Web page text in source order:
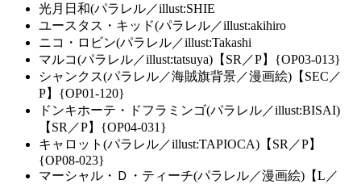
光月日和(パラレル／illust:SHIE
ユースタス・キッド(パラレル／illust:akihiro
ニコ・ロビン(パラレル／illust:Takashi
マルコ(パラレル／illust:tatsuya)【SR／P】{OP03-013}
シャンクス(パラレル／海賊旗背景／漫画絵)【SEC／
P】{OP01-120}
ドンキホーテ・ドフラミンゴ(パラレル／illust:BISAI)
【SR／P】{OP04-031}
キャロット(パラレル／illust:TAPIOCA)【SR／P】
{OP08-023}
マーシャル・Ｄ・ティーチ(パラレル／漫画絵)【L／